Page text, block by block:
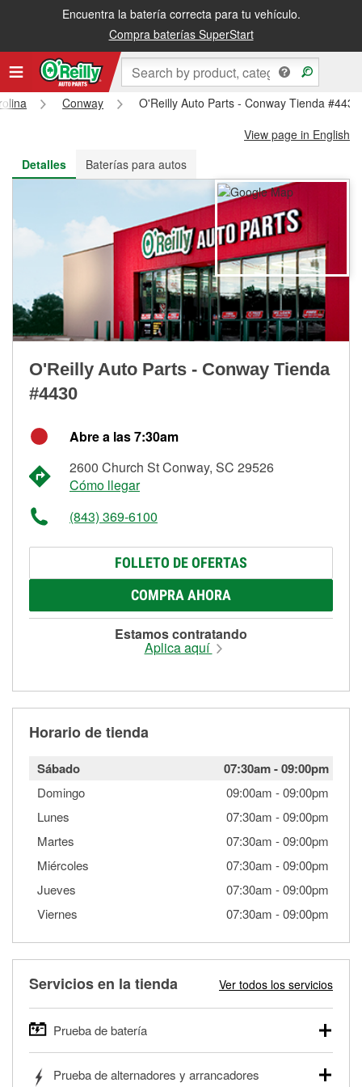
Encuentra la batería correcta para tu vehículo.
Compra baterías SuperStart
Recibe tu orden gratis al día siguiente o recógela en la tienda
Conway
O'Reilly Auto Parts - Conway Tienda #4430
View page in English
Detalles
Baterías para autos
O'Reilly Auto Parts - Conway Tienda
#4430
Abre a las 7:30am
2600 Church St Conway, SC 29526
Cómo llegar
(843) 369-6100
FOLLETO DE OFERTAS
COMPRA AHORA
Estamos contratando
Aplica aquí
Horario de tienda
Sábado 07:30am-09:00pm
Domingo 09:00am -09:00pm
Lunes
07:30am -09:00pm
Martes
07:30am -09:00pm
Miércoles
07:30am -09:00pm
Jueves
07:30am -09:00pm
Viernes
07:30am -09:00pm
Servicios en la tienda Ver todos los servicios
Prueba de batería
autos, camionetas, SUVs, vehículos comerciales y
Prueba de alternadores y arrancadores